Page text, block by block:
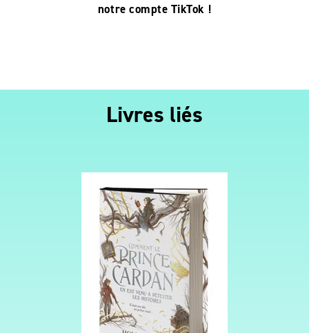
notre compte TikTok !
Livres liés